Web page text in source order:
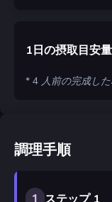
1日の摂取目安量
* 4 人前の完成し
調理手順